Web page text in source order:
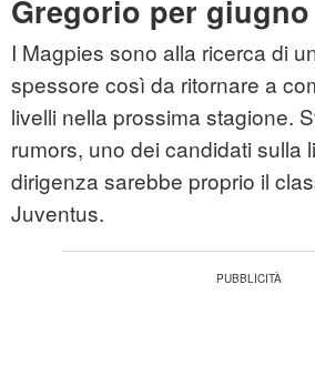
Gregorio per giugno
I Magpies sono alla ricerca di
spessore così da ritornare a
livelli nella prossima stagione.
rumors, uno dei candidati sulla
dirigenza sarebbe proprio il
Juventus.